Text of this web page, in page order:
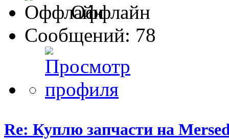
Оффлайн
Сообщений: 78
Re: Куплю запчасти на